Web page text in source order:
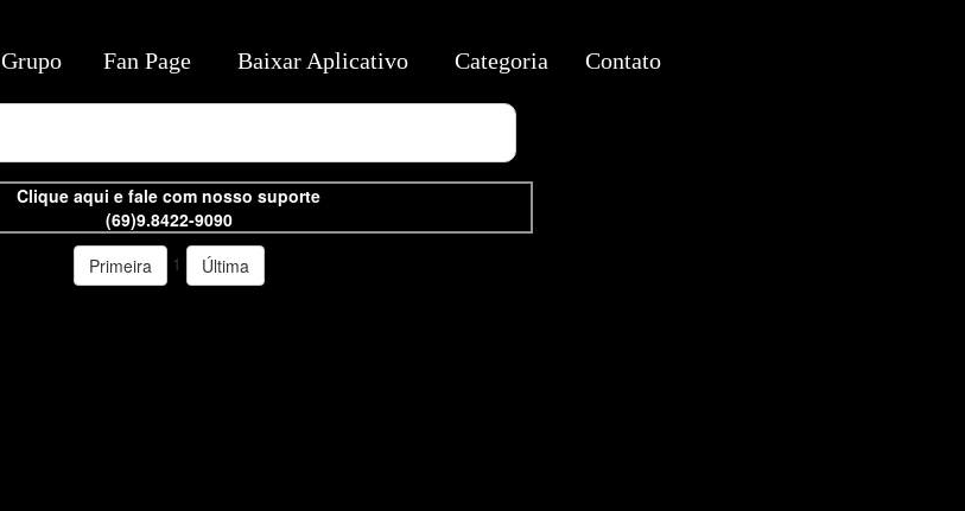
Clique aqui e fale com nosso suporte
(69)9.8422-9090
Primeira
1 Última
Grupo Fan Page Baixar Aplicativo Categoria Contato